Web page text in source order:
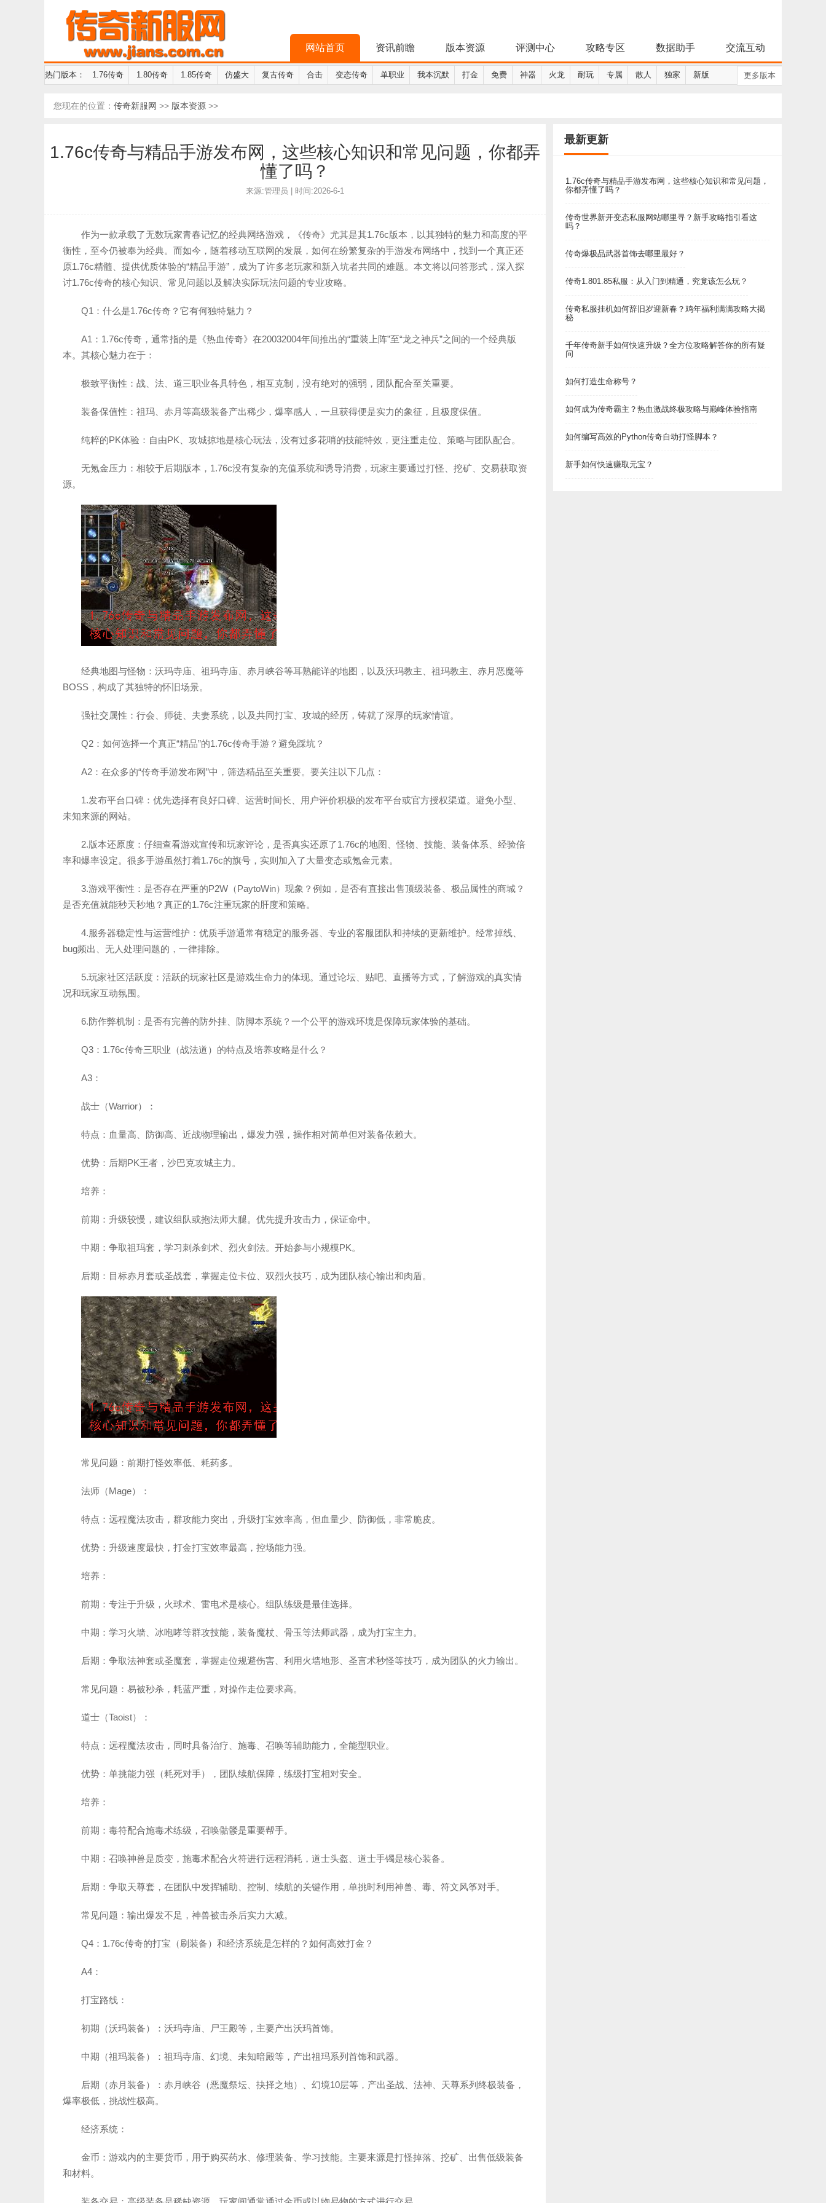
网站首页 资讯前瞻 版本资源 评测中心 攻略专区 数据助手 交流互动
热门版本： 1.76传奇 1.80传奇 1.85传奇 仿盛大 复古传奇 合击 变态传奇 单职业 我本沉默 打金 免费 神器 火龙 耐玩 专属 散人 独家 新版 更多版本
您现在的位置： 传奇新服网 >> 版本资源 >>
1.76c传奇与精品手游发布网，这些核心知识和常见问题，你都弄
懂了吗？
来源:管理员 | 时间:2026-6-1
作为一款承载了无数玩家青春记忆的经典网络游戏，《传奇》尤其是其1.76c版本，以其独特的魅力和高度的平
衡性，至今仍被奉为经典。而如今，随着移动互联网的发展，如何在纷繁复杂的手游发布网络中，找到一个真正还
原1.76c精髓、提供优质体验的“精品手游”，成为了许多老玩家和新入坑者共同的难题。本文将以问答形式，深入探
讨1.76c传奇的核心知识、常见问题以及解决实际玩法问题的专业攻略。
Q1：什么是1.76c传奇？它有何独特魅力？
A1：1.76c传奇，通常指的是《热血传奇》在20032004年间推出的“重装上阵”至“龙之神兵”之间的一个经典版
本。其核心魅力在于：
极致平衡性：战、法、道三职业各具特色，相互克制，没有绝对的强弱，团队配合至关重要。
装备保值性：祖玛、赤月等高级装备产出稀少，爆率感人，一旦获得便是实力的象征，且极度保值。
纯粹的PK体验：自由PK、攻城掠地是核心玩法，没有过多花哨的技能特效，更注重走位、策略与团队配合。
无氪金压力：相较于后期版本，1.76c没有复杂的充值系统和诱导消费，玩家主要通过打怪、挖矿、交易获取资
源。
经典地图与怪物：沃玛寺庙、祖玛寺庙、赤月峡谷等耳熟能详的地图，以及沃玛教主、祖玛教主、赤月恶魔等
BOSS，构成了其独特的怀旧场景。
强社交属性：行会、师徒、夫妻系统，以及共同打宝、攻城的经历，铸就了深厚的玩家情谊。
Q2：如何选择一个真正“精品”的1.76c传奇手游？避免踩坑？
A2：在众多的“传奇手游发布网”中，筛选精品至关重要。要关注以下几点：
1.发布平台口碑：优先选择有良好口碑、运营时间长、用户评价积极的发布平台或官方授权渠道。避免小型、
未知来源的网站。
2.版本还原度：仔细查看游戏宣传和玩家评论，是否真实还原了1.76c的地图、怪物、技能、装备体系、经验倍
率和爆率设定。很多手游虽然打着1.76c的旗号，实则加入了大量变态或氪金元素。
3.游戏平衡性：是否存在严重的P2W（PaytoWin）现象？例如，是否有直接出售顶级装备、极品属性的商城？
是否充值就能秒天秒地？真正的1.76c注重玩家的肝度和策略。
4.服务器稳定性与运营维护：优质手游通常有稳定的服务器、专业的客服团队和持续的更新维护。经常掉线、
bug频出、无人处理问题的，一律排除。
5.玩家社区活跃度：活跃的玩家社区是游戏生命力的体现。通过论坛、贴吧、直播等方式，了解游戏的真实情
况和玩家互动氛围。
6.防作弊机制：是否有完善的防外挂、防脚本系统？一个公平的游戏环境是保障玩家体验的基础。
Q3：1.76c传奇三职业（战法道）的特点及培养攻略是什么？
A3：
战士（Warrior）：
特点：血量高、防御高、近战物理输出，爆发力强，操作相对简单但对装备依赖大。
优势：后期PK王者，沙巴克攻城主力。
培养：
前期：升级较慢，建议组队或抱法师大腿。优先提升攻击力，保证命中。
中期：争取祖玛套，学习刺杀剑术、烈火剑法。开始参与小规模PK。
后期：目标赤月套或圣战套，掌握走位卡位、双烈火技巧，成为团队核心输出和肉盾。
常见问题：前期打怪效率低、耗药多。
法师（Mage）：
特点：远程魔法攻击，群攻能力突出，升级打宝效率高，但血量少、防御低，非常脆皮。
优势：升级速度最快，打金打宝效率最高，控场能力强。
培养：
前期：专注于升级，火球术、雷电术是核心。组队练级是最佳选择。
中期：学习火墙、冰咆哮等群攻技能，装备魔杖、骨玉等法师武器，成为打宝主力。
后期：争取法神套或圣魔套，掌握走位规避伤害、利用火墙地形、圣言术秒怪等技巧，成为团队的火力输出。
常见问题：易被秒杀，耗蓝严重，对操作走位要求高。
道士（Taoist）：
特点：远程魔法攻击，同时具备治疗、施毒、召唤等辅助能力，全能型职业。
优势：单挑能力强（耗死对手），团队续航保障，练级打宝相对安全。
培养：
前期：毒符配合施毒术练级，召唤骷髅是重要帮手。
中期：召唤神兽是质变，施毒术配合火符进行远程消耗，道士头盔、道士手镯是核心装备。
后期：争取天尊套，在团队中发挥辅助、控制、续航的关键作用，单挑时利用神兽、毒、符文风筝对手。
常见问题：输出爆发不足，神兽被击杀后实力大减。
Q4：1.76c传奇的打宝（刷装备）和经济系统是怎样的？如何高效打金？
A4：
打宝路线：
初期（沃玛装备）：沃玛寺庙、尸王殿等，主要产出沃玛首饰。
中期（祖玛装备）：祖玛寺庙、幻境、未知暗殿等，产出祖玛系列首饰和武器。
后期（赤月装备）：赤月峡谷（恶魔祭坛、抉择之地）、幻境10层等，产出圣战、法神、天尊系列终极装备，
爆率极低，挑战性极高。
经济系统：
金币：游戏内的主要货币，用于购买药水、修理装备、学习技能。主要来源是打怪掉落、挖矿、出售低级装备
和材料。
最新更新
1.76c传奇与精品手游发布网，这些核心知识和常见问题，
你都弄懂了吗？
传奇世界新开变态私服网站哪里寻？新手攻略指引看这
吗？
传奇爆极品武器首饰去哪里最好？
传奇1.801.85私服：从入门到精通，究竟该怎么玩？
传奇私服挂机如何辞旧岁迎新春？鸡年福利满满攻略大揭
秘
千年传奇新手如何快速升级？全方位攻略解答你的所有疑
问
如何打造生命称号？
如何成为传奇霸主？热血激战终极攻略与巅峰体验指南
如何编写高效的Python传奇自动打怪脚本？
新手如何快速赚取元宝？